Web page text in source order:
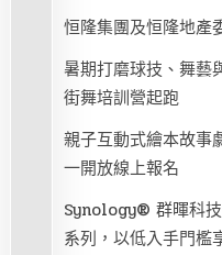
恒隆集團及恒隆地產
暑期打磨球技、舞
街舞培訓營起跑
親子互動式繪本故
一開放線上報名
Synology® 群暉科
系列，以低入手門檻